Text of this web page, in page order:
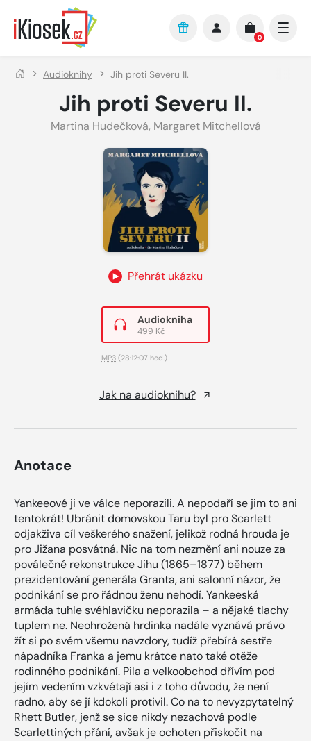
Přejít na hlavní obsah
0
Audioknihy Jih proti Severu II.
Jih proti Severu II.
Martina Hudečková, Margaret Mitchellová
Přehrát ukázku
Audiokniha
499 Kč
MP3 (28:12:07 hod.)
Jak na audioknihu?
Anotace
Yankeeové ji ve válce neporazili. A nepodaří se jim to ani
tentokrát! Ubránit domovskou Taru byl pro Scarlett
odjakživa cíl veškerého snažení, jelikož rodná hrouda je
pro Jižana posvátná. Nic na tom nezmění ani nouze za
poválečné rekonstrukce Jihu (1865–1877) během
prezidentování generála Granta, ani salonní názor, že
podnikání se pro řádnou ženu nehodí. Yankeeská
armáda tuhle svéhlavičku neporazila – a nějaké tlachy
tuplem ne. Neohrožená hrdinka nadále vyznává právo
žít si po svém všemu navzdory, tudíž přebírá sestře
nápadníka Franka a jemu krátce nato také otěže
rodinného podnikání. Pila a velkoobchod dřívím pod
jejím vedením vzkvétají asi i z toho důvodu, že není
radno, aby se jí kdokoli protivil. Co na to nevyzpytatelný
Rhett Butler, jenž se sice nikdy nezachová podle
Scarlettiných přání, avšak je ochoten přiskočit na